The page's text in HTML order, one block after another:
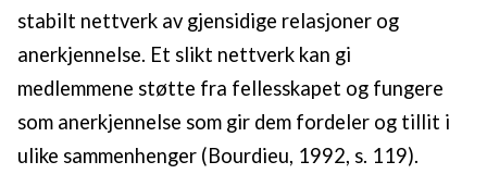
stabilt nettverk av gjensidige relasjoner og
anerkjennelse. Et slikt nettverk kan gi
medlemmene støtte fra fellesskapet og fungere
som anerkjennelse som gir dem fordeler og tillit i
ulike sammenhenger (Bourdieu, 1992, s. 119).